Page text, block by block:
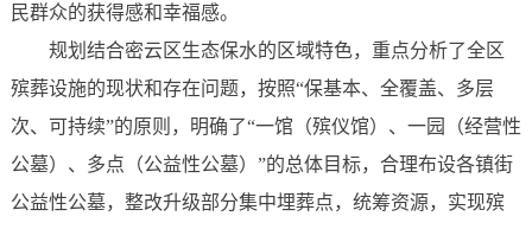
民群众的获得感和幸福感。
规划结合密云区生态保水的区域特色，重点分析了全区
殡葬设施的现状和存在问题，按照“保基本、全覆盖、多层
次、可持续”的原则，明确了“一馆（殡仪馆）、一园（经营性
公墓）、多点（公益性公墓）”的总体目标，合理布设各镇街
公益性公墓，整改升级部分集中埋葬点，统筹资源，实现殡